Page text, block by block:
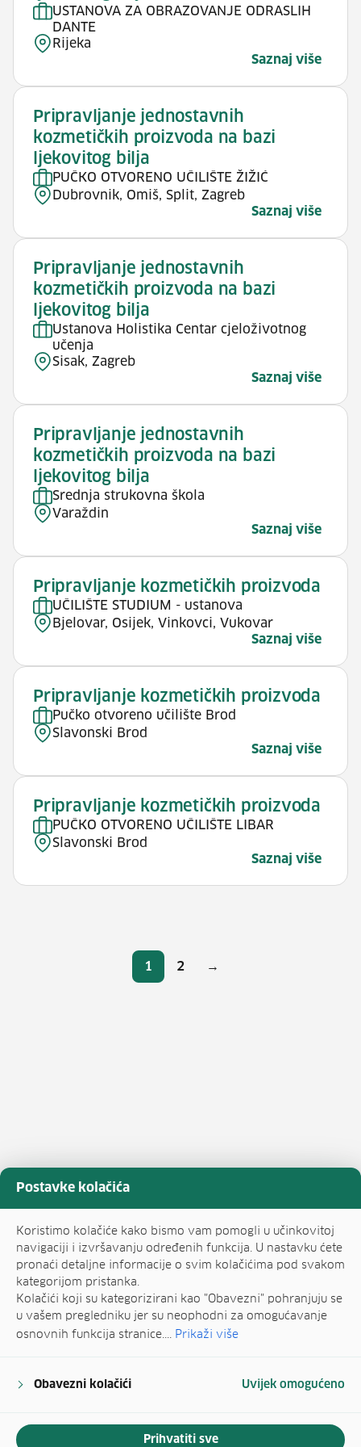
Postavke kolačića
Koristimo kolačiće kako bismo vam pomogli u učinkovitoj
navigaciji i izvršavanju određenih funkcija. U nastavku ćete
pronaći detaljne informacije o svim kolačićima pod svakom
kategorijom pristanka.
Kolačići koji su kategorizirani kao "Obavezni" pohranjuju se
u vašem pregledniku jer su neophodni za omogućavanje
osnovnih funkcija stranice.... Prikaži više
Obavezni kolačići Uvijek omogućeno
Prihvatiti sve
USTANOVA ZA OBRAZOVANJE ODRASLIH
DANTE
Rijeka
Saznaj više
Pripravljanje jednostavnih
kozmetičkih proizvoda na bazi
ljekovitog bilja
PUČKO OTVORENO UČILIŠTE ŽIŽIĆ
Dubrovnik, Omiš, Split, Zagreb
Saznaj više
Pripravljanje jednostavnih
kozmetičkih proizvoda na bazi
ljekovitog bilja
Ustanova Holistika Centar cjeloživotnog
učenja
Sisak, Zagreb
Saznaj više
Pripravljanje jednostavnih
kozmetičkih proizvoda na bazi
ljekovitog bilja
Srednja strukovna škola
Varaždin
Saznaj više
Pripravljanje kozmetičkih proizvoda
UČILIŠTE STUDIUM - ustanova
Bjelovar, Osijek, Vinkovci, Vukovar
Saznaj više
Pripravljanje kozmetičkih proizvoda
Pučko otvoreno učilište Brod
Slavonski Brod
Saznaj više
Pripravljanje kozmetičkih proizvoda
PUČKO OTVORENO UČILIŠTE LIBAR
Slavonski Brod
Saznaj više
Brojevi stranica
Stranica
1 Stranica
2 →